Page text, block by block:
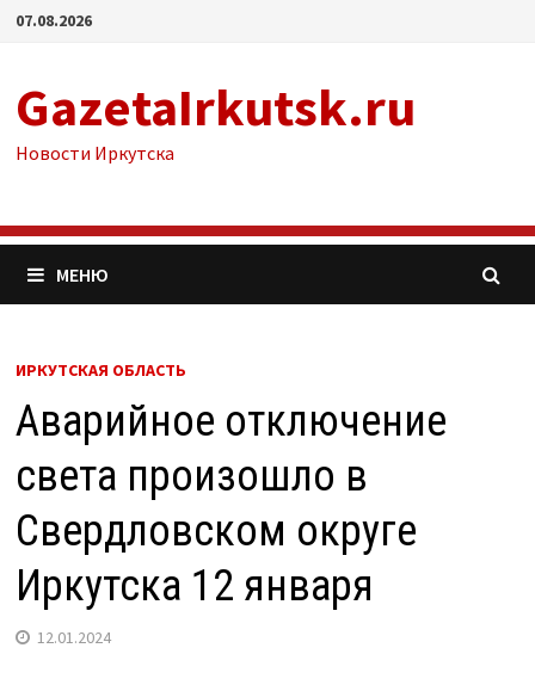
Перейти
07.08.2026
GazetaIrkutsk.ru
Новости Иркутска
МЕНЮ
ИРКУТСКАЯ ОБЛАСТЬ
Аварийное отключение
света произошло в
Свердловском округе
Иркутска 12 января
12.01.2024